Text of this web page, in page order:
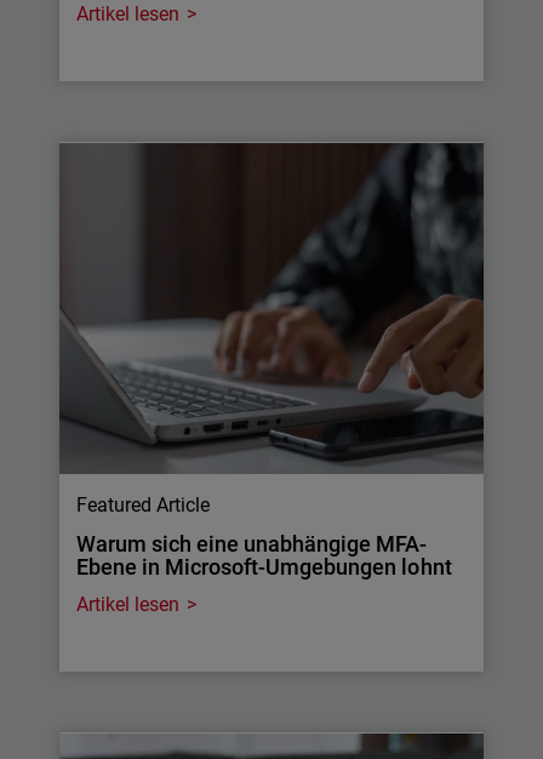
Artikel lesen
Featured Article
Warum sich eine unabhängige MFA-
Ebene in Microsoft-Umgebungen lohnt
Artikel lesen